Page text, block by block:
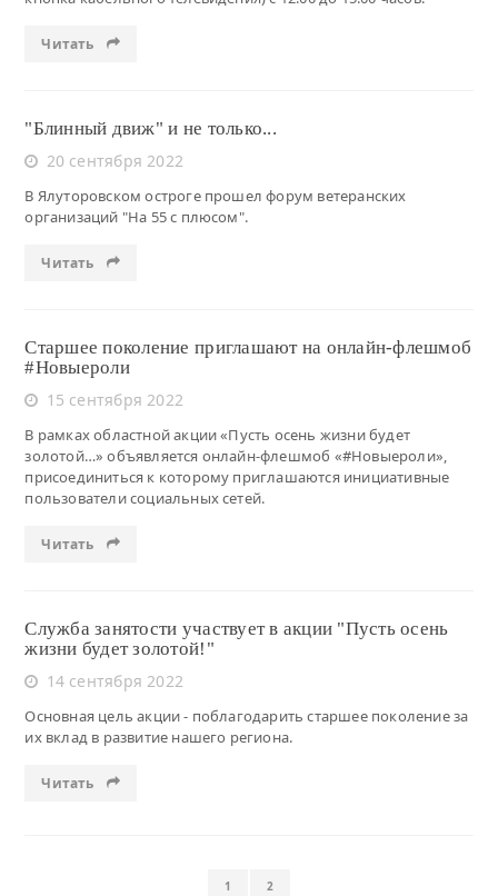
Читать
"Блинный движ" и не только...
20 сентября 2022
В Ялуторовском остроге прошел форум ветеранских
организаций "На 55 с плюсом".
Читать
Старшее поколение приглашают на онлайн-флешмоб
#Новыероли
15 сентября 2022
В рамках областной акции «Пусть осень жизни будет
золотой…» объявляется онлайн-флешмоб «#Новыероли»,
присоединиться к которому приглашаются инициативные
пользователи социальных сетей.
Читать
Служба занятости участвует в акции "Пусть осень
жизни будет золотой!"
14 сентября 2022
Основная цель акции - поблагодарить старшее поколение за
их вклад в развитие нашего региона.
Читать
1 2